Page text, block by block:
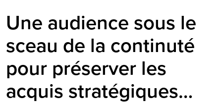
Une audience sous le
sceau de la continuté
pour préserver les
acquis stratégiques…